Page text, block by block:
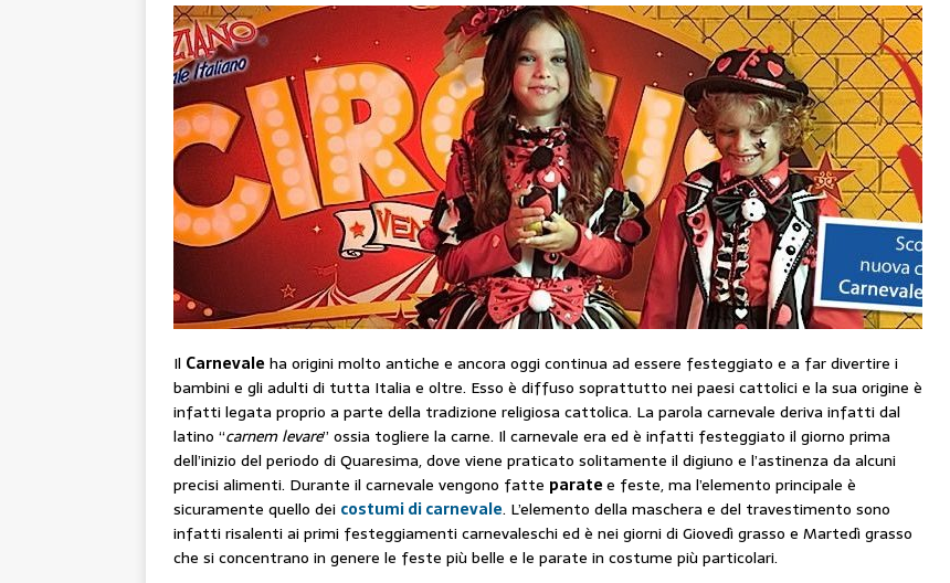
Il Carnevale ha origini molto antiche e ancora oggi continua ad essere festeggiato e a far divertire i
bambini e gli adulti di tutta Italia e oltre. Esso è diffuso soprattutto nei paesi cattolici e la sua origine è
infatti legata proprio a parte della tradizione religiosa cattolica. La parola carnevale deriva infatti dal
latino “carnem levare” ossia togliere la carne. Il carnevale era ed è infatti festeggiato il giorno prima
dell’inizio del periodo di Quaresima, dove viene praticato solitamente il digiuno e l’astinenza da alcuni
precisi alimenti. Durante il carnevale vengono fatte paratee feste, ma l’elemento principale è
sicuramente quello dei costumi di carnevale. L’elemento della maschera e del travestimento sono
infatti risalenti ai primi festeggiamenti carnevaleschi ed è nei giorni di Giovedì grasso e Martedì grasso
che si concentrano in genere le feste più belle e le parate in costume più particolari.